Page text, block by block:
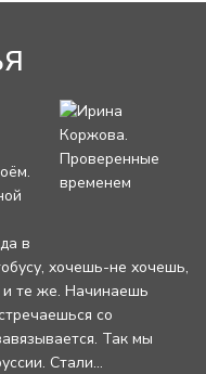
в
хочешь-не хочешь,
те же. Начинаешь
со
Так мы
Стали...